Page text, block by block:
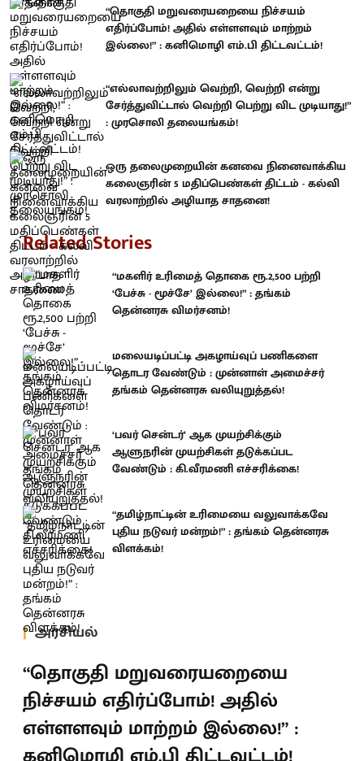
“தொகுதி மறுவரையறையை நிச்சயம்
எதிர்ப்போம்! அதில் எள்ளளவும் மாற்றம்
இல்லை!” : கனிமொழி எம்.பி திட்டவட்டம்!
“எல்லாவற்றிலும் வெற்றி, வெற்றி என்று
சேர்த்துவிட்டால் வெற்றி பெற்று விட முடியாது!”
: முரசொலி தலையங்கம்!
ஒரு தலைமுறையின் கனவை நினைவாக்கிய
கலைஞரின் 5 மதிப்பெண்கள் திட்டம் - கல்வி
வரலாற்றில் அழியாத சாதனை!
Related Stories
“மகளிர் உரிமைத் தொகை ரூ.2,500 பற்றி
‘பேச்சு - மூச்சே’ இல்லை!” : தங்கம்
தென்னரசு விமர்சனம்!
மலையடிப்பட்டி அகழாய்வுப் பணிகளை
தொடர வேண்டும் : முன்னாள் அமைச்சர்
தங்கம் தென்னரசு வலியுறுத்தல்!
‘பவர் சென்டர்’ ஆக முயற்சிக்கும்
ஆளுநரின் முயற்சிகள் தடுக்கப்பட
வேண்டும் : கி.வீரமணி எச்சரிக்கை!
“தமிழ்நாட்டின் உரிமையை வலுவாக்கவே
புதிய நடுவர் மன்றம்!” : தங்கம் தென்னரசு
விளக்கம்!
அரசியல்
“தொகுதி மறுவரையறையை
நிச்சயம் எதிர்ப்போம்! அதில்
எள்ளளவும் மாற்றம் இல்லை!” :